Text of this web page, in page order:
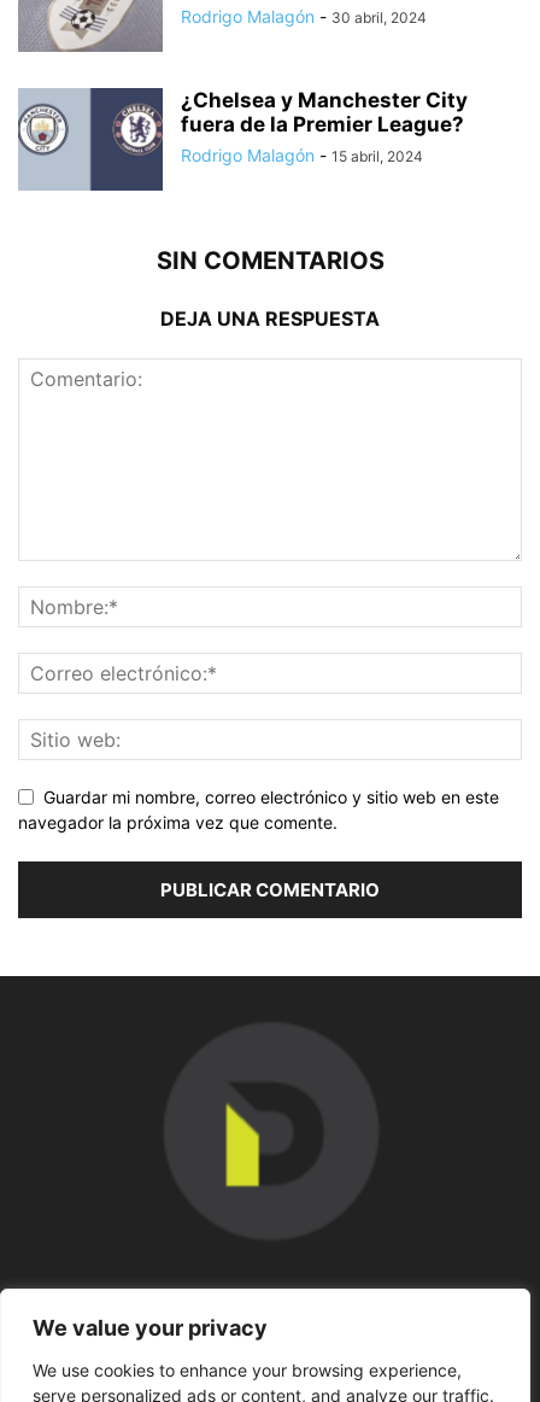
We value your privacy
We use cookies to enhance your browsing experience,
serve personalized ads or content, and analyze our traffic.
Rodrigo Malagón - 30 abril, 2024
¿Chelsea y Manchester City
fuera de la Premier League?
Rodrigo Malagón - 15 abril, 2024
SIN COMENTARIOS
DEJA UNA RESPUESTA
Guardar mi nombre, correo electrónico y sitio web en este
navegador la próxima vez que comente.
SÍGUENOS